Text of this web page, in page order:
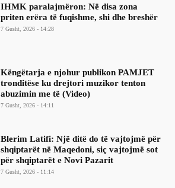
IHMK paralajmëron: Në disa zona
priten erëra të fuqishme, shi dhe breshër
7 Gusht, 2026 - 14:28
Këngëtarja e njohur publikon PAMJET
tronditëse ku drejtori muzikor tenton
abuzimin me të (Video)
7 Gusht, 2026 - 14:11
Blerim Latifi: Një ditë do të vajtojmë për
shqiptarët në Maqedoni, siç vajtojmë sot
për shqiptarët e Novi Pazarit
7 Gusht, 2026 - 11:14